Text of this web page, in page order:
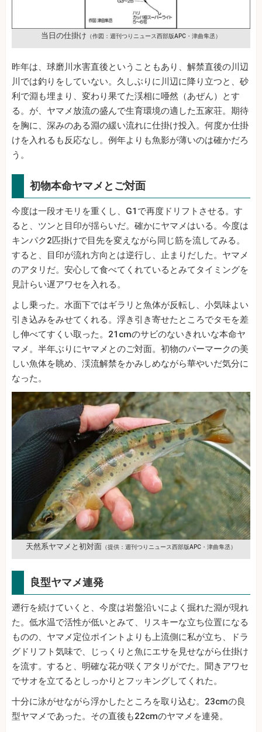
当日の仕掛け （作図：週刊つりニュース西部版APC・津曲隼丞）
昨年は、球磨川水害直後ということもあり、解禁直後の川辺
川では釣りをしていない。久しぶりに川辺に降り立つと、砂
利で淵も埋まり、変わり果てた渓相に唖然（あぜん）とす
る。が、ヤマメ放流の盛んで生育環境の適した五家荘。期待
を胸に、深みのある淵の緩い流れに仕掛け投入。何度か仕掛
けを入れるも反応なし。例年よりも魚影が薄いのは確かだろ
う。
初物本命ヤマメとご対面
今度は一段オモリを重くし、G1で再度ドリフトさせる。す
ると、ツンと目印が揺らいだ。確かにヤマメはいる。今度は
キンパク2匹掛けで目先を変えながら同じ筋を流してみる。
すると、目印が流れ方向とは逆行し、止まりだした。ヤマメ
のアタリだ。安心して食べてくれているとみてタイミングを
見計らい遅アワセを入れる。
よし乗った。水面下ではギラリと魚体が反転し、小気味よい
引き込みをみせてくれる。浮き引き寄せたところでタモを差
し伸べてすくい取った。21cmのサビのないきれいな本命ヤ
マメ。半年ぶりにヤマメとのご対面。初物のパーマークの美
しい魚体を眺め、渓流解禁をかみしめながら華やいだ気分に
なった。
天然系ヤマメと初対面 （提供：週刊つりニュース西部版APC・津曲隼丞）
良型ヤマメ連発
遡行を続けていくと、今度は岩盤沿いによく掘れた淵が現れ
た。低水温で活性が低いとみて、リスキーな立ち位置になる
ものの、ヤマメ定位ポイントよりも上流側に私が立ち、ドラ
グドリフト気味で、じっくりと魚にエサを見せながら仕掛け
を流す。すると、明確な花が咲くアタリがでた。聞きアワセ
でサオを立てるとしっかりとフッキングしてくれた。
十分に泳がせながら浮かしたところを取り込む。23cmの良
型ヤマメであった。その直後も22cmのヤマメを連発。